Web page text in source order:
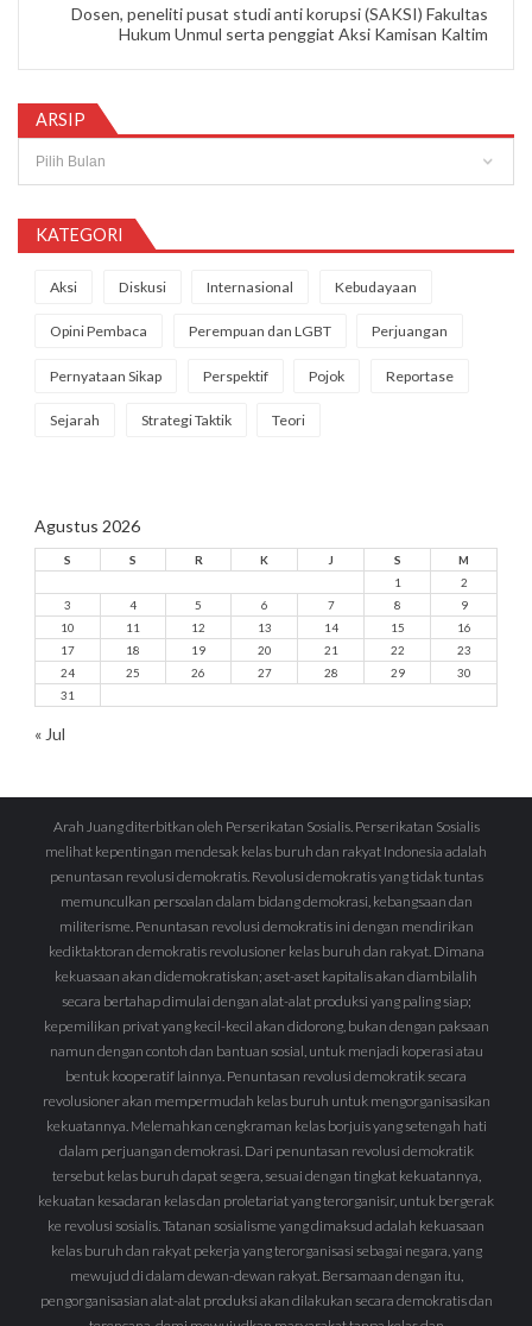
Dosen, peneliti pusat studi anti korupsi (SAKSI) Fakultas
Hukum Unmul serta penggiat Aksi Kamisan Kaltim
ARSIP
KATEGORI
Aksi Diskusi Internasional Kebudayaan
Opini Pembaca Perempuan dan LGBT Perjuangan
Pernyataan Sikap Perspektif Pojok Reportase
Sejarah Strategi Taktik Teori
Agustus 2026
S S R K J S
M
1
2
3
4 5 6 7 8
9
10
11 12 13 14 15
16
17
18 19 20 21 22
23
24
25 26 27 28 29
30
31
« Jul
Arah Juang diterbitkan oleh Perserikatan Sosialis. Perserikatan Sosialis
melihat kepentingan mendesak kelas buruh dan rakyat Indonesia adalah
penuntasan revolusi demokratis. Revolusi demokratis yang tidak tuntas
memunculkan persoalan dalam bidang demokrasi, kebangsaan dan
militerisme. Penuntasan revolusi demokratis ini dengan mendirikan
kediktaktoran demokratis revolusioner kelas buruh dan rakyat. Dimana
kekuasaan akan didemokratiskan; aset-aset kapitalis akan diambilalih
secara bertahap dimulai dengan alat-alat produksi yang paling siap;
kepemilikan privat yang kecil-kecil akan didorong, bukan dengan paksaan
namun dengan contoh dan bantuan sosial, untuk menjadi koperasi atau
bentuk kooperatif lainnya. Penuntasan revolusi demokratik secara
revolusioner akan mempermudah kelas buruh untuk mengorganisasikan
kekuatannya. Melemahkan cengkraman kelas borjuis yang setengah hati
dalam perjuangan demokrasi. Dari penuntasan revolusi demokratik
tersebut kelas buruh dapat segera, sesuai dengan tingkat kekuatannya,
kekuatan kesadaran kelas dan proletariat yang terorganisir, untuk bergerak
ke revolusi sosialis. Tatanan sosialisme yang dimaksud adalah kekuasaan
kelas buruh dan rakyat pekerja yang terorganisasi sebagai negara, yang
mewujud di dalam dewan-dewan rakyat. Bersamaan dengan itu,
pengorganisasian alat-alat produksi akan dilakukan secara demokratis dan